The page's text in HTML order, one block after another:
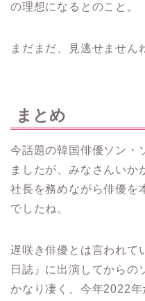
の理想になるとのこと。
まだまだ、見逃せません
まとめ
今話題の韓国俳優ソン・
ましたが、みなさんいか
社長を務めながら俳優を
でしたね。
遅咲き俳優とは言われて
日誌』に出演してからの
かなり凄く、今年2022